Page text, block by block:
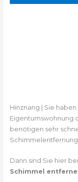
Hinznang | Sie
Eigentumswohnung
benötigen sehr
Dann sind Sie hier
Schimmel